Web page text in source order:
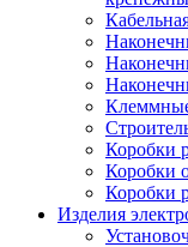
Коробки
Коробки
Коробки
Изделия